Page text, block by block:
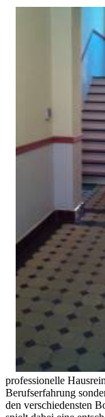
professionelle
Berufserfahrung
den verschiedensten